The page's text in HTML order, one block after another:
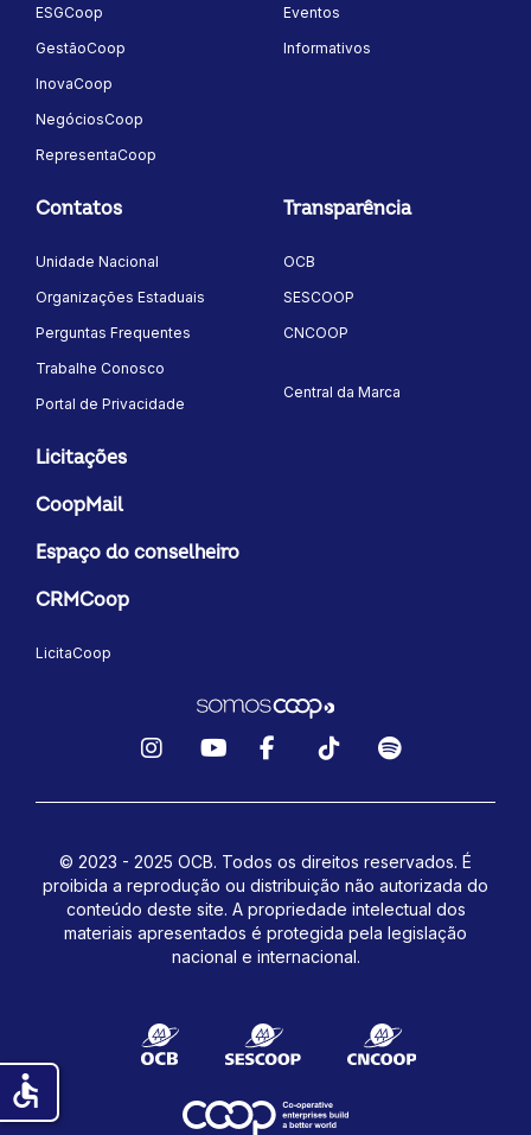
ESGCoop
GestãoCoop
InovaCoop
NegóciosCoop
RepresentaCoop
Eventos
Informativos
Contatos
Unidade Nacional
Organizações Estaduais
Perguntas Frequentes
Trabalhe Conosco
Portal de Privacidade
Transparência
OCB
SESCOOP
CNCOOP
Central da Marca
Licitações
CoopMail
Espaço do conselheiro
CRMCoop
LicitaCoop
© 2023 - 2025 OCB. Todos os direitos reservados. É
proibida a reprodução ou distribuição não autorizada do
conteúdo deste site. A propriedade intelectual dos
materiais apresentados é protegida pela legislação
nacional e internacional.
accessible